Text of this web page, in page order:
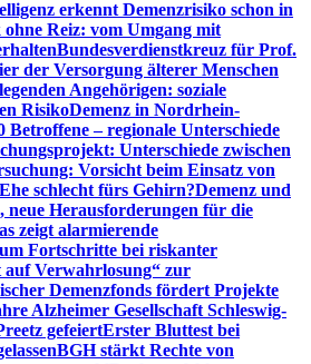
erkennt Demenzrisiko schon in
Reiz: vom Umgang mit
Bundesverdienstkreuz für Prof.
der Versorgung älterer Menschen
Angehörigen: soziale
RisikoDemenz in Nordrhein-
Betroffene – regionale Unterschiede
Unterschiede zwischen
Vorsicht beim Einsatz von
schlecht fürs Gehirn?Demenz und
neue Herausforderungen für die
zeigt alarmierende
Fortschritte bei riskanter
auf Verwahrlosung“ zur
Demenzfonds fördert Projekte
Alzheimer Gesellschaft Schleswig-
gefeiertErster Bluttest bei
BGH stärkt Rechte von